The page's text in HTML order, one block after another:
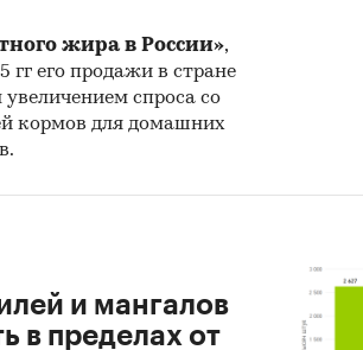
Репетитор, Актион-
Академия Топ (Top), АНО ДПО
Яндекса (Яндекс Практикум),
Skysmart), Некс-Т (NexTouch),
Университет Синергия,
к экзаменам Умная Школа
служба государственной
налоговая служба
жира в России»,
гг его продажи в стране
спроса со
кормов для домашних
и мангалов
в пределах от